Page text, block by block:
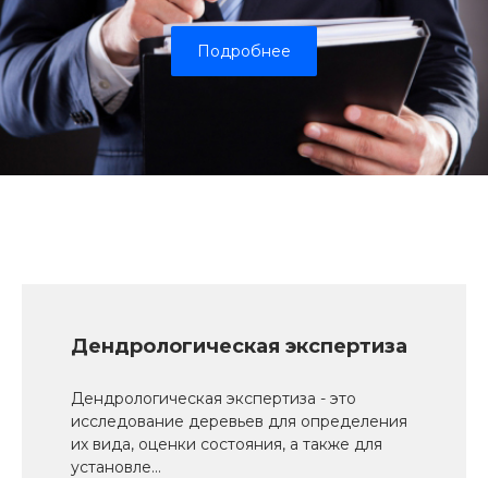
Подробнее
Дендрологическая экспертиза
Дендрологическая экспертиза - это
исследование деревьев для определения
их вида, оценки состояния, а также для
установле...